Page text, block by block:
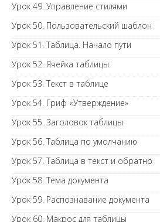
Урок 49. Управление стилями
Урок 50. Пользовательский шаблон
Урок 51. Таблица. Начало пути
Урок 52. Ячейка таблицы
Урок 53. Текст в таблице
Урок 54. Гриф «Утверждение»
Урок 55. Заголовок таблицы
Урок 56. Таблица по умолчанию
Урок 57. Таблица в текст и обратно
Урок 58. Тема документа
Урок 59. Распознавание документа
Урок 60. Макрос для таблицы